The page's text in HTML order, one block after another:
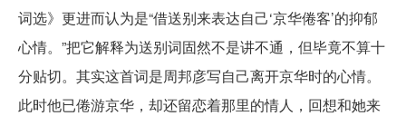
词选》更进而认为是“借送别来表达自己‘京华倦客’的抑郁
心情。”把它解释为送别词固然不是讲不通，但毕竟不算十
分贴切。其实这首词是周邦彦写自己离开京华时的心情。
此时他已倦游京华，却还留恋着那里的情人，回想和她来